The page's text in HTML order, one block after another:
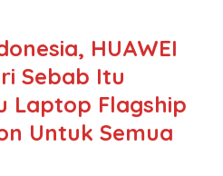
HUAWEI
Sebab Itu
Laptop Flagship
Untuk Semua